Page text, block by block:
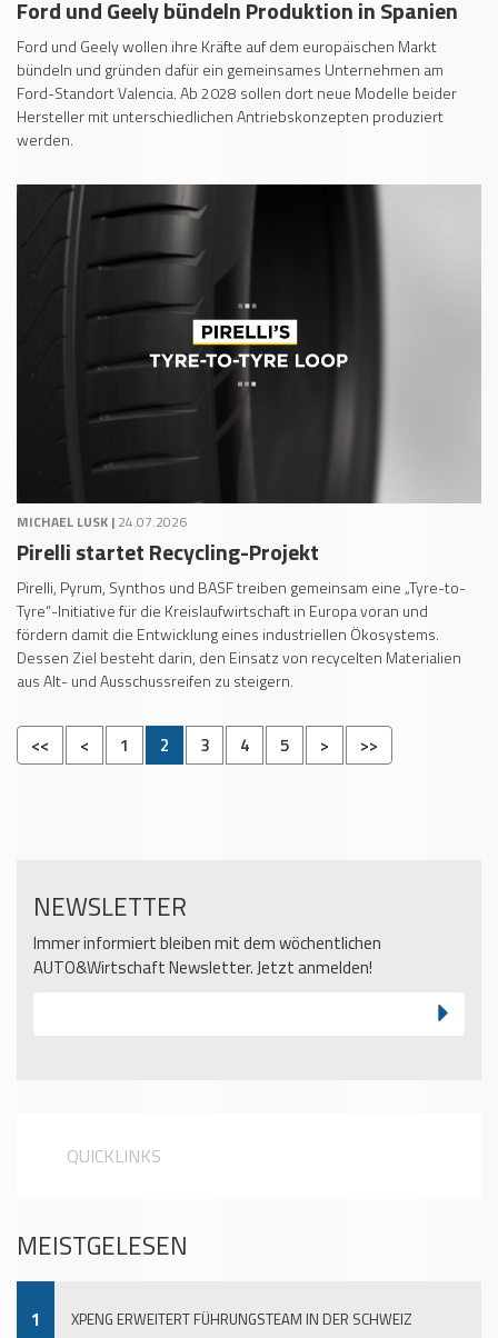
Ford und Geely bündeln Produktion in Spanien
Ford und Geely wollen ihre Kräfte auf dem europäischen Markt
bündeln und gründen dafür ein gemeinsames Unternehmen am
Ford-Standort Valencia. Ab 2028 sollen dort neue Modelle beider
Hersteller mit unterschiedlichen Antriebskonzepten produziert
werden.
MICHAEL LUSK | 24.07.2026
Pirelli startet Recycling-Projekt
Pirelli, Pyrum, Synthos und BASF treiben gemeinsam eine „Tyre-to-
Tyre“-Initiative für die Kreislaufwirtschaft in Europa voran und
fördern damit die Entwicklung eines industriellen Ökosystems.
Dessen Ziel besteht darin, den Einsatz von recycelten Materialien
aus Alt- und Ausschussreifen zu steigern.
<< < 1 2 3 4 5 > >>
NEWSLETTER
Immer informiert bleiben mit dem wöchentlichen
AUTO&Wirtschaft Newsletter. Jetzt anmelden!
QUICKLINKS
MEISTGELESEN
1 XPENG ERWEITERT FÜHRUNGSTEAM IN DER SCHWEIZ